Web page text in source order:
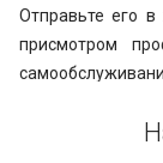
Отправьте его
присмотром
удовольствием